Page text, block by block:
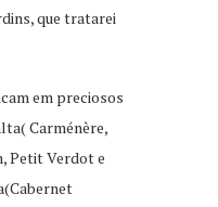
que tratarei
em preciosos
Carménère,
Petit Verdot e